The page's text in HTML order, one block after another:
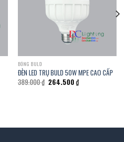
BÓNG BULD
ĐÈN LED TRỤ BULD 50W MPE CAO CẤP
389.000₫ Giá
gốc
264.500 ₫Giá
hiện